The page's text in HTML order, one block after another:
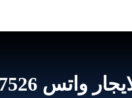
خصم 40% الصفوة